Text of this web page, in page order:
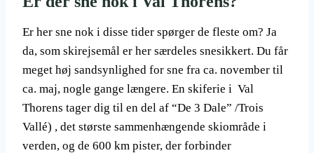
Er her sne nok i disse tider spørger de fleste om? Ja
da, som skirejsemål er her særdeles snesikkert. Du får
meget høj sandsynlighed for sne fra ca. november til
ca. maj, nogle gange længere. En skiferie i Val
Thorens tager dig til en del af “De 3 Dale” /Trois
Vallé) , det største sammenhængende skiområde i
verden, og de 600 km pister, der forbinder